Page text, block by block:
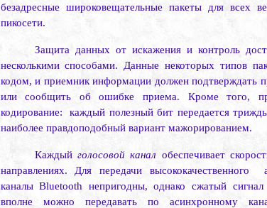
безадресные широковещательные пакеты для всех
пикосети.
Защита данных от искажения и контроль
несколькими способами. Данные некоторых типов
кодом, и приемник информации должен подтверждать
или сообщить об ошибке приема. Кроме того,
кодирование:
каждый полезный бит передается
наиболее правдоподобный вариант мажорированием.
Каждый голосовой канал обеспечивает
направлениях. Для пере­дачи высококачественного
каналыBluetooth непри­годны, однако сжатый
вполне можно передавать по асинхронному